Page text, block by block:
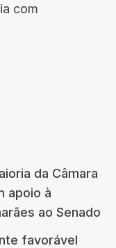
com
da Câmara
apoio à
ao Senado
favorável